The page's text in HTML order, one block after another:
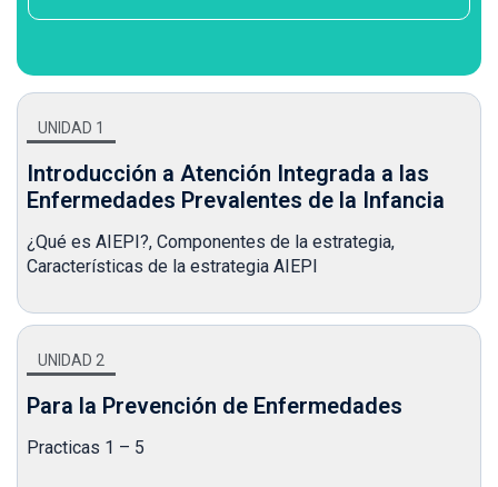
UNIDAD 1
Introducción a Atención Integrada a las
Enfermedades Prevalentes de la Infancia
¿Qué es AIEPI?, Componentes de la estrategia,
Características de la estrategia AIEPI
UNIDAD 2
Para la Prevención de Enfermedades
Practicas 1 – 5